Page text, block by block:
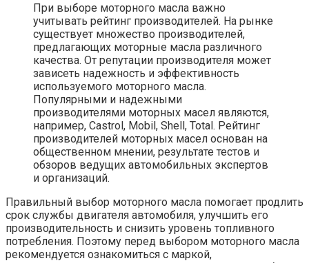
При выборе моторного масла важно
учитывать рейтинг производителей. На рынке
существует множество производителей,
предлагающих моторные масла различного
качества. От репутации производителя может
зависеть надежность и эффективность
используемого моторного масла.
Популярными и надежными
производителями моторных масел являются,
например, Castrol, Mobil, Shell, Total. Рейтинг
производителей моторных масел основан на
общественном мнении, результате тестов и
обзоров ведущих автомобильных экспертов
и организаций.
Правильный выбор моторного масла помогает продлить
срок службы двигателя автомобиля, улучшить его
производительность и снизить уровень топливного
потребления. Поэтому перед выбором моторного масла
рекомендуется ознакомиться с маркой,